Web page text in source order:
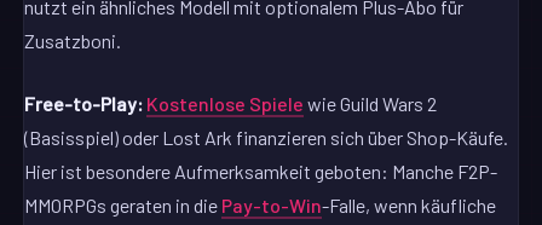
nutzt ein ähnliches Modell mit optionalem Plus-Abo für
Zusatzboni.
Free-to-Play: Kostenlose Spiele wie Guild Wars 2
(Basisspiel) oder Lost Ark finanzieren sich über Shop-Käufe.
Hier ist besondere Aufmerksamkeit geboten: Manche F2P-
MMORPGs geraten in die Pay-to-Win-Falle, wenn käufliche